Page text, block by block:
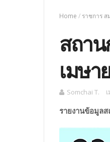
Home / ราชการ
สถา
เมษา
Somchai T.
รายงานข้อมูล